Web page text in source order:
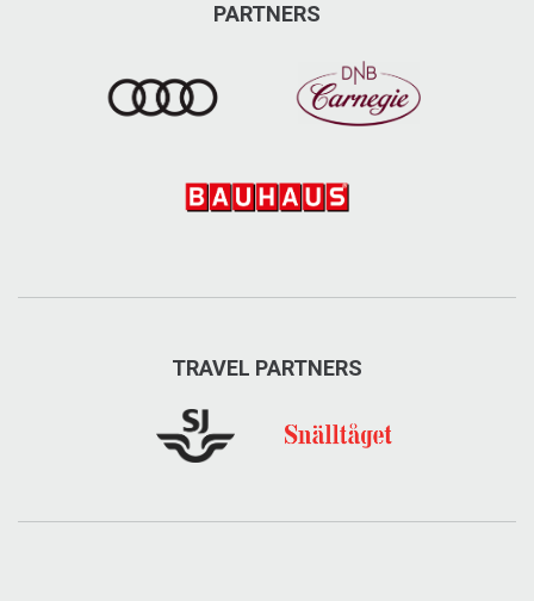
PARTNERS
TRAVEL PARTNERS